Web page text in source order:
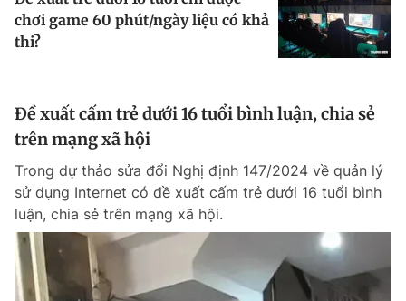
chơi game 60 phút/ngày liệu có khả
thi?
Đề xuất cấm trẻ dưới 16 tuổi bình luận, chia sẻ
trên mạng xã hội
Trong dự thảo sửa đổi Nghị định 147/2024 về quản lý
sử dụng Internet có đề xuất cấm trẻ dưới 16 tuổi bình
luận, chia sẻ trên mạng xã hội.